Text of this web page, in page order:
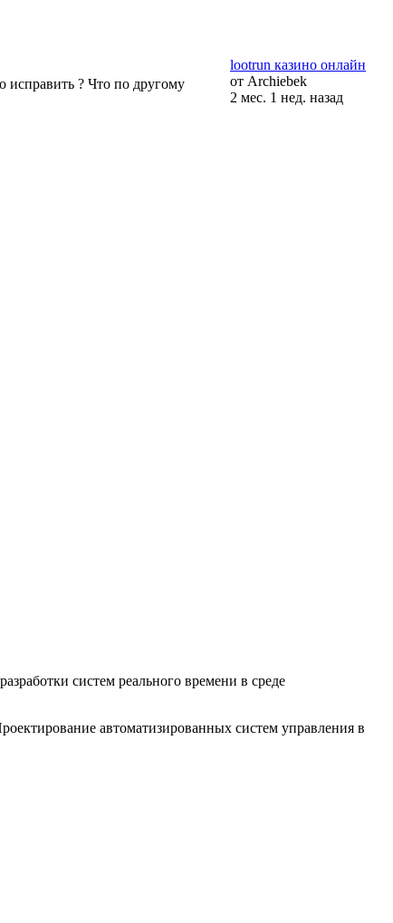
исправить ? Что по другому
lootrun казино онлайн
от Archiebek
2 мес. 1 нед. назад
систем реального времени в среде
автоматизированных систем управления в